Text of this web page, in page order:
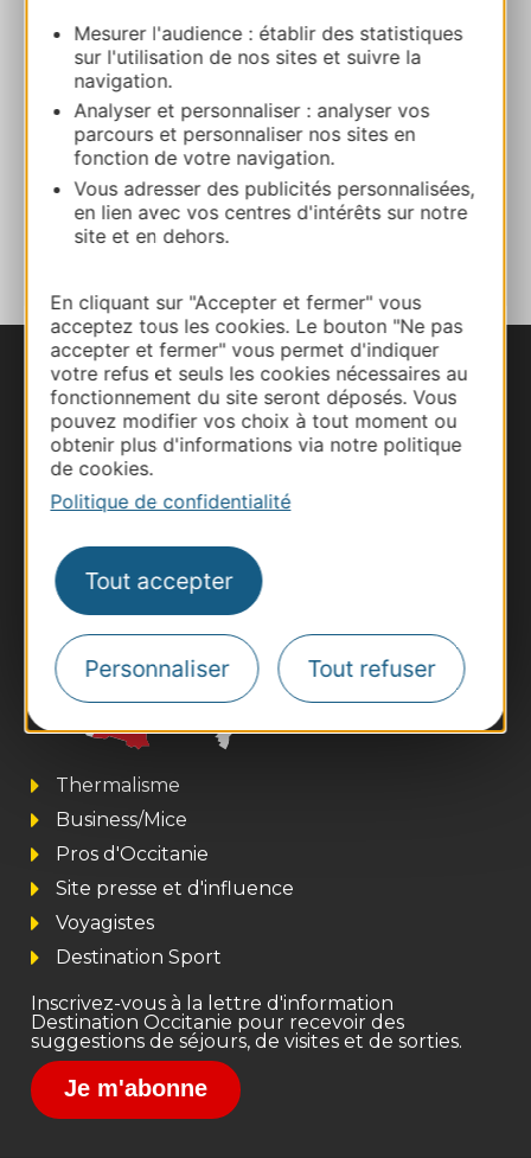
Mesurer l'audience : établir des statistiques
sur l'utilisation de nos sites et suivre la
navigation.
Analyser et personnaliser : analyser vos
parcours et personnaliser nos sites en
fonction de votre navigation.
Vous adresser des publicités personnalisées,
en lien avec vos centres d'intérêts sur notre
site et en dehors.
En cliquant sur "Accepter et fermer" vous
acceptez tous les cookies. Le bouton "Ne pas
accepter et fermer" vous permet d'indiquer
votre refus et seuls les cookies nécessaires au
fonctionnement du site seront déposés. Vous
pouvez modifier vos choix à tout moment ou
obtenir plus d'informations via notre politique
de cookies.
Politique de confidentialité
Tout accepter
Personnaliser Tout refuser
E-mail
Site internet
AJOUTER
AU CARNET
Nous contacter
Carte interactive
Documentation
Thermalisme
Business/Mice
Pros d'Occitanie
Site presse et d'influence
Voyagistes
Destination Sport
Inscrivez-vous à la lettre d'information
Destination Occitanie pour recevoir des
suggestions de séjours, de visites et de sorties.
Je m'abonne